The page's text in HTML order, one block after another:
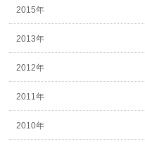
2015年
2013年
2012年
2011年
2010年